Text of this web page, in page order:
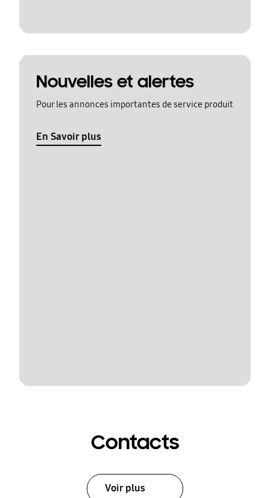
Nouvelles et alertes
Pour les annonces importantes de service produit
En Savoir plus
Contacts
Voir plus